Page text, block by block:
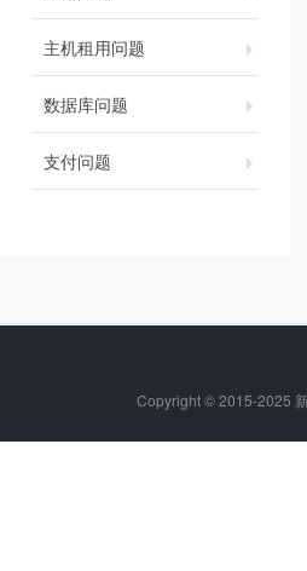
主机租用问题
数据库问题
支付问题
Copyright © 2015-2025